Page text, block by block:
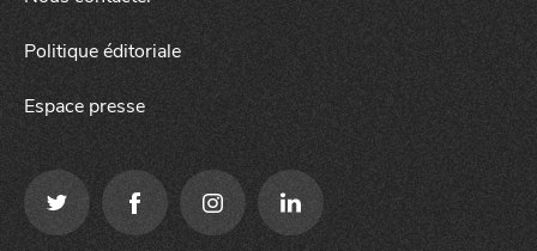
Politique éditoriale
Espace presse